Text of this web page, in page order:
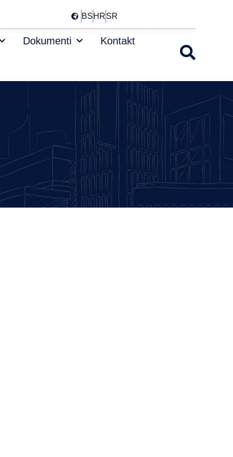
BSHRSR
Dokumenti Kontakt